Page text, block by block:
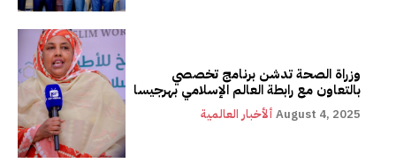
وزراة الصحة تدشن برنامج تخصصي
بالتعاون مع رابطة العالم الإسلامي بهرجيسا
ألأخبار العالمية August 4, 2025